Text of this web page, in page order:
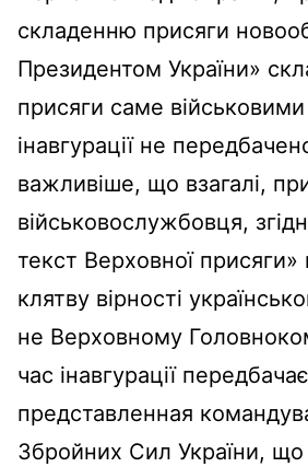
складенню присяги
Президентом України»
присяги саме військовими
інавгурації не
важливіше, що взагалі,
військовослужбовця,
текст Верховної
клятву вірності
не Верховному
час інавгурації
представленная
Збройних Сил України, що